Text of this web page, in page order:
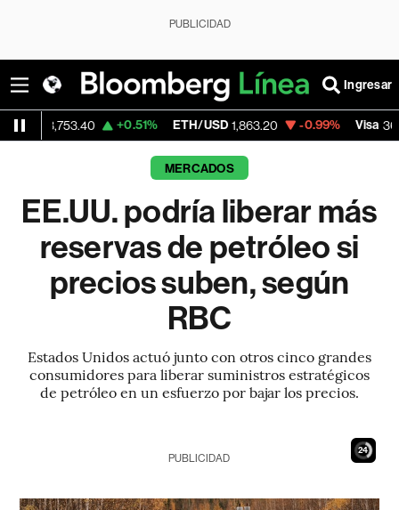
PUBLICIDAD
Ingresar
+0.51% ETH/USD 1,863.20 -0.99% Visa 366.43
MERCADOS
EE.UU. podría liberar más
reservas de petróleo si
precios suben, según
RBC
Estados Unidos actuó junto con otros cinco grandes
consumidores para liberar suministros estratégicos
de petróleo en un esfuerzo por bajar los precios.
23
PUBLICIDAD